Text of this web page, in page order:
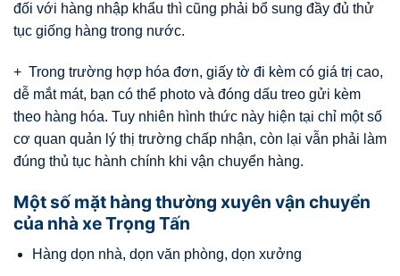
đối với hàng nhập khẩu thì cũng phải bổ sung đầy đủ thử
tục giống hàng trong nước.
+ Trong trường hợp hóa đơn, giấy tờ đi kèm có giá trị cao,
dễ mắt mát, bạn có thể photo và đóng dấu treo gửi kèm
theo hàng hóa. Tuy nhiên hình thức này hiện tại chỉ một số
cơ quan quản lý thị trường chấp nhận, còn lại vẫn phải làm
đúng thủ tục hành chính khi vận chuyển hàng.
Một số mặt hàng thường xuyên vận chuyển
của nhà xe Trọng Tấn
Hàng dọn nhà, dọn văn phòng, dọn xưởng